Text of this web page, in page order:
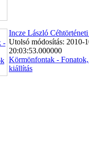
Incze László
Utolsó módosítás: 2010-
20:03:53.000000
Körmönfontak -
kiállítás